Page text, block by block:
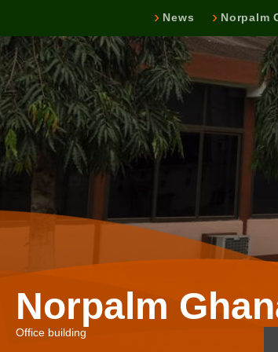
News Norpalm
Norpalm
Office building